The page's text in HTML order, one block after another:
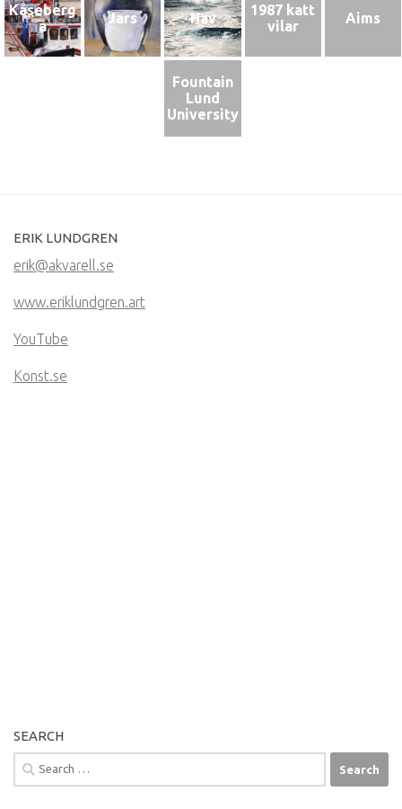
Kåseberg
a
Jars Hav
1987 katt
vilar
Aims
Fountain
Lund
University
ERIK LUNDGREN
erik@akvarell.se
www.eriklundgren.art
YouTube
Konst.se
SEARCH
Search
for: